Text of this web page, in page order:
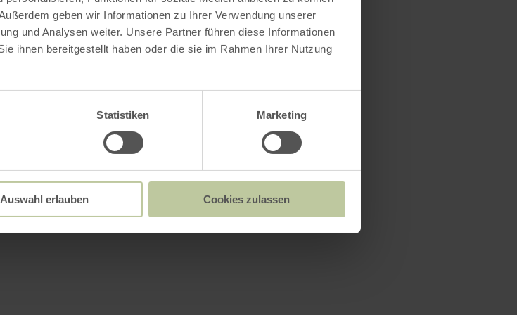
geben wir Informationen zu Ihrer Verwendung unserer
und Analysen weiter. Unsere Partner führen diese Informationen
ihnen bereitgestellt haben oder die sie im Rahmen Ihrer Nutzung
Statistiken Marketing
Auswahl erlauben Cookies zulassen